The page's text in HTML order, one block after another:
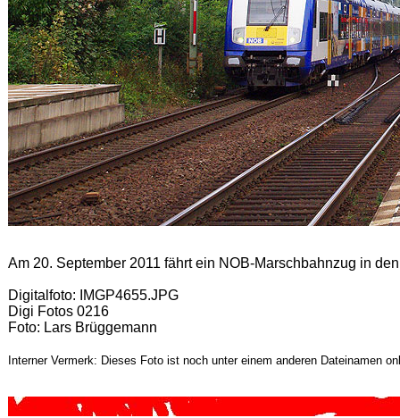
Am 20. September 2011 fährt ein NOB-Marschbahnzug in
Digitalfoto: IMGP4655.JPG
Digi Fotos 0216
Foto: Lars Brüggemann
Interner Vermerk: Dieses Foto ist noch unter einem anderen Dateinamen